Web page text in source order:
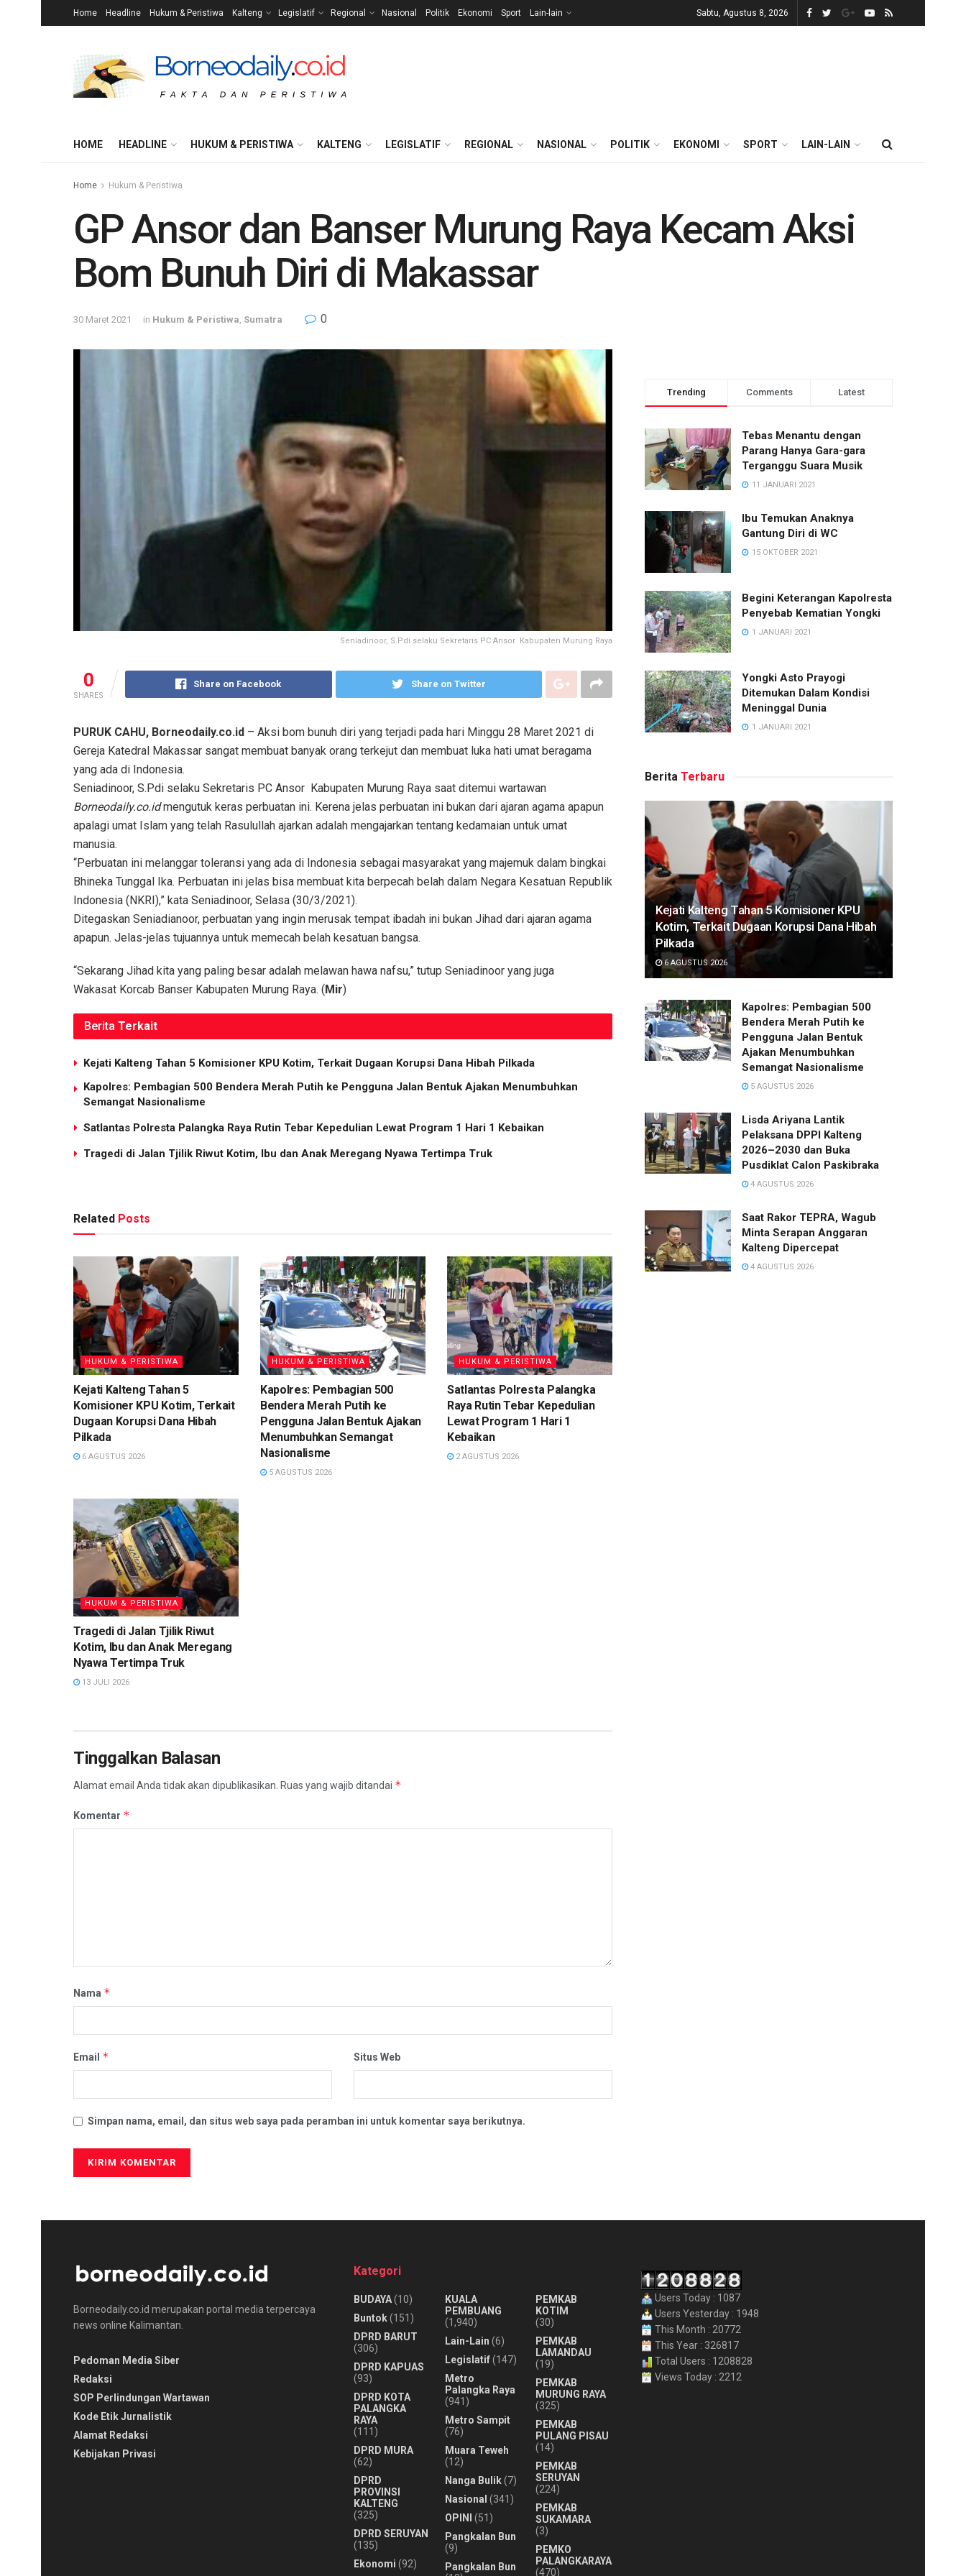
Home Headline Hukum & Peristiwa Kalteng Legislatif Regional Nasional Politik Ekonomi Sport Lain-lain Sabtu, Agustus 8, 2026
HOME HEADLINE HUKUM & PERISTIWA KALTENG LEGISLATIF REGIONAL NASIONAL POLITIK EKONOMI SPORT LAIN-LAIN
Home Hukum & Peristiwa
GP Ansor dan Banser Murung Raya Kecam Aksi
Bom Bunuh Diri di Makassar
30 Maret 2021 in Hukum & Peristiwa, Sumatra 0
Seniadinoor, S.Pdi selaku Sekretaris PC Ansor Kabupaten Murung Raya
0
SHARES
Share on Facebook Share on Twitter
PURUK CAHU, Borneodaily.co.id – Aksi bom bunuh diri yang terjadi pada hari Minggu 28 Maret 2021 di
Gereja Katedral Makassar sangat membuat banyak orang terkejut dan membuat luka hati umat beragama
yang ada di Indonesia.
Seniadinoor, S.Pdi selaku Sekretaris PC Ansor Kabupaten Murung Raya saat ditemui wartawan
Borneodaily.co.idmengutuk keras perbuatan ini. Kerena jelas perbuatan ini bukan dari ajaran agama apapun
apalagi umat Islam yang telah Rasulullah ajarkan adalah mengajarkan tentang kedamaian untuk umat
manusia.
“Perbuatan ini melanggar toleransi yang ada di Indonesia sebagai masyarakat yang majemuk dalam bingkai
Bhineka Tunggal Ika. Perbuatan ini jelas bisa membuat kita berpecah belah dalam Negara Kesatuan Republik
Indonesia (NKRI),” kata Seniadinoor, Selasa (30/3/2021).
Ditegaskan Seniadianoor, perbuatan yang ingin merusak tempat ibadah ini bukan Jihad dari ajaran agama
apapun. Jelas-jelas tujuannya untuk memecah belah kesatuan bangsa.
“Sekarang Jihad kita yang paling besar adalah melawan hawa nafsu,” tutup Seniadinoor yang juga
Wakasat Korcab Banser Kabupaten Murung Raya. (Mir)
Berita Terkait
Kejati Kalteng Tahan 5 Komisioner KPU Kotim, Terkait Dugaan Korupsi Dana Hibah Pilkada
Kapolres: Pembagian 500 Bendera Merah Putih ke Pengguna Jalan Bentuk Ajakan Menumbuhkan
Semangat Nasionalisme
Satlantas Polresta Palangka Raya Rutin Tebar Kepedulian Lewat Program 1 Hari 1 Kebaikan
Tragedi di Jalan Tjilik Riwut Kotim, Ibu dan Anak Meregang Nyawa Tertimpa Truk
Related Posts
HUKUM & PERISTIWA
Kejati Kalteng Tahan 5
Komisioner KPU Kotim, Terkait
Dugaan Korupsi Dana Hibah
Pilkada
6 AGUSTUS 2026
HUKUM & PERISTIWA
Kapolres: Pembagian 500
Bendera Merah Putih ke
Pengguna Jalan Bentuk Ajakan
Menumbuhkan Semangat
Nasionalisme
5 AGUSTUS 2026
HUKUM & PERISTIWA
Satlantas Polresta Palangka
Raya Rutin Tebar Kepedulian
Lewat Program 1 Hari 1
Kebaikan
2 AGUSTUS 2026
HUKUM & PERISTIWA
Tragedi di Jalan Tjilik Riwut
Kotim, Ibu dan Anak Meregang
Nyawa Tertimpa Truk
13 JULI 2026
Tinggalkan Balasan
Alamat email Anda tidak akan dipublikasikan. Ruas yang wajib ditandai *
Komentar *
Nama *
Email * Situs Web
Simpan nama, email, dan situs web saya pada peramban ini untuk komentar saya berikutnya.
Trending Comments Latest
Tebas Menantu dengan
Parang Hanya Gara-gara
Terganggu Suara Musik
11 JANUARI 2021
Ibu Temukan Anaknya
Gantung Diri di WC
15 OKTOBER 2021
Begini Keterangan Kapolresta
Penyebab Kematian Yongki
1 JANUARI 2021
Yongki Asto Prayogi
Ditemukan Dalam Kondisi
Meninggal Dunia
1 JANUARI 2021
Berita Terbaru
Kejati Kalteng Tahan 5 Komisioner KPU
Kotim, Terkait Dugaan Korupsi Dana Hibah
Pilkada
6 AGUSTUS 2026
Kapolres: Pembagian 500
Bendera Merah Putih ke
Pengguna Jalan Bentuk
Ajakan Menumbuhkan
Semangat Nasionalisme
5 AGUSTUS 2026
Lisda Ariyana Lantik
Pelaksana DPPI Kalteng
2026–2030 dan Buka
Pusdiklat Calon Paskibraka
4 AGUSTUS 2026
Saat Rakor TEPRA, Wagub
Minta Serapan Anggaran
Kalteng Dipercepat
4 AGUSTUS 2026
Borneodaily.co.id merupakan portal media terpercaya
news online Kalimantan.
Pedoman Media Siber
Redaksi
SOP Perlindungan Wartawan
Kode Etik Jurnalistik
Alamat Redaksi
Kebijakan Privasi
Kategori
BUDAYA(10)
Buntok(151)
DPRD BARUT
(306)
DPRD KAPUAS
(93)
DPRD KOTA
PALANGKA
RAYA
(111)
DPRD MURA
(62)
DPRD
PROVINSI
KALTENG
(325)
DPRD SERUYAN
(135)
Ekonomi (92)
KUALA
PEMBUANG
(1,940)
Lain-Lain (6)
Legislatif(147)
Metro
Palangka Raya
(941)
Metro Sampit
(76)
Muara Teweh
(12)
Nanga Bulik(7)
Nasional (341)
OPINI
(51)
Pangkalan Bun
(9)
Pangkalan Bun
PEMKAB
KOTIM
(30)
PEMKAB
LAMANDAU
(19)
PEMKAB
MURUNG RAYA
(325)
PEMKAB
PULANG PISAU
(14)
PEMKAB
SERUYAN
(224)
PEMKAB
SUKAMARA
(3)
PEMKO
PALANGKARAYA
(470)
Users Today : 1087
Users Yesterday : 1948
This Month : 20772
This Year : 326817
Total Users : 1208828
Views Today : 2212